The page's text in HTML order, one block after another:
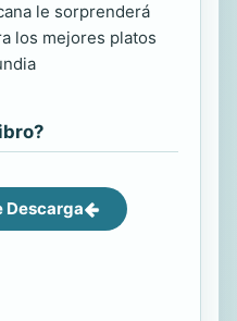
le sorprenderá
los mejores platos
Descarga